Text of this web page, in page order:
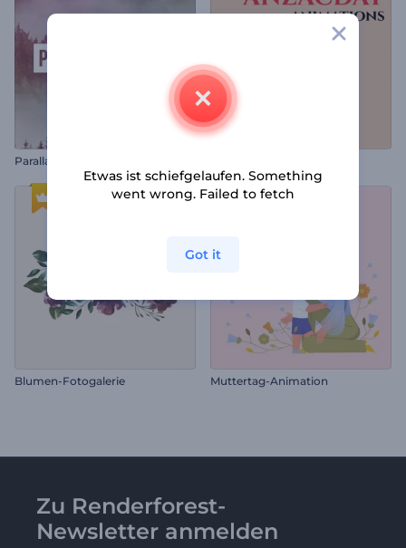
Parallaxenkreise
Blumen-Fotogalerie Muttertag-Animation
Zu Renderforest-
Newsletter anmelden
Etwas ist schiefgelaufen. Something
went wrong. Failed to fetch
Got it